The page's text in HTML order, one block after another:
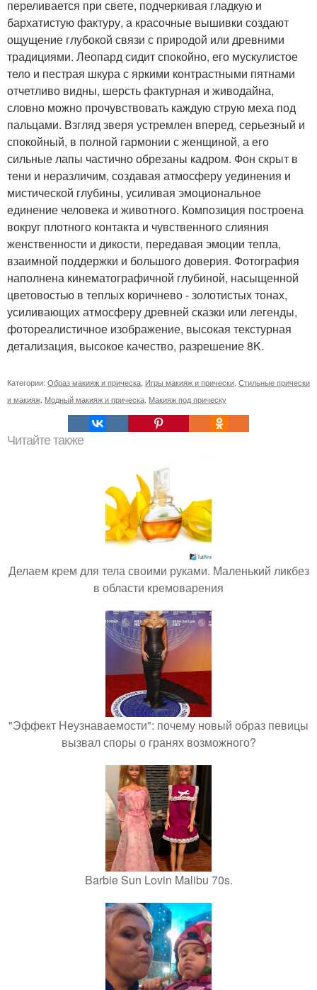
переливается при свете, подчеркивая гладкую и
бархатистую фактуру, а красочные вышивки создают
ощущение глубокой связи с природой или древними
традициями. Леопард сидит спокойно, его мускулистое
тело и пестрая шкура с яркими контрастными пятнами
отчетливо видны, шерсть фактурная и живодайна,
словно можно прочувствовать каждую струю меха под
пальцами. Взгляд зверя устремлен вперед, серьезный и
спокойный, в полной гармонии с женщиной, а его
сильные лапы частично обрезаны кадром. Фон скрыт в
тени и неразличим, создавая атмосферу уединения и
мистической глубины, усиливая эмоциональное
единение человека и животного. Композиция построена
вокруг плотного контакта и чувственного слияния
женственности и дикости, передавая эмоции тепла,
взаимной поддержки и большого доверия. Фотография
наполнена кинематографичной глубиной, насыщенной
цветовостью в теплых коричнево - золотистых тонах,
усиливающих атмосферу древней сказки или легенды,
фотореалистичное изображение, высокая текстурная
детализация, высокое качество, разрешение 8K.
Категории: Образ макияж и прическа Игры макияж и прически Стильные прически
и макияж Модный макияж и прическа Макияж под прическу
Читайте также
Делаем крем для тела своими руками. Маленький ликбез
в области кремоварения
"Эффект Неузнаваемости": почему новый образ певицы
вызвал споры о гранях возможного?
Barbie Sun Lovin Malibu 70s.